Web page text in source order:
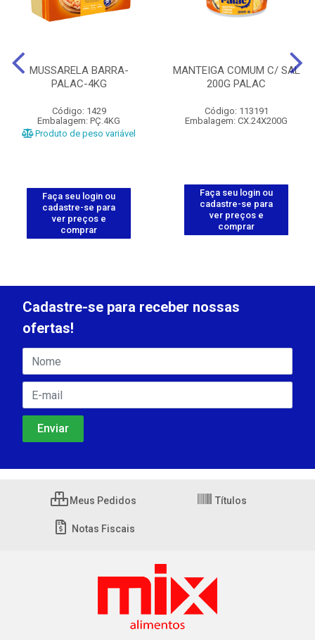
MUSSARELA BARRA-
PALAC-4KG
Código: 1429
Embalagem: PÇ.4KG
Produto de peso variável
Faça seu login ou
cadastre-se para
ver preços e
comprar
MANTEIGA COMUM C/ SAL
200G PALAC
Código: 113191
Embalagem: CX.24X200G
Faça seu login ou
cadastre-se para
ver preços e
comprar
Cadastre-se para receber nossas
ofertas!
Meus Pedidos Títulos
Notas Fiscais